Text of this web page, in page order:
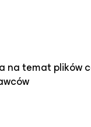
na temat plików